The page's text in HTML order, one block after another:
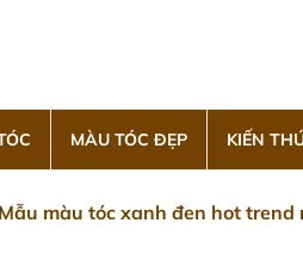
MÀU TÓC ĐẸP KIẾN
màu tóc xanh đen hot trend